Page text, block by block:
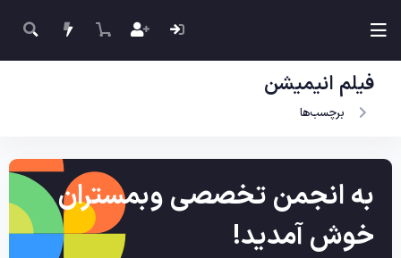
فیلم انیمیشن
برچسب‌ها
به انجمن تخصصی وبمستران
خوش آمدید!